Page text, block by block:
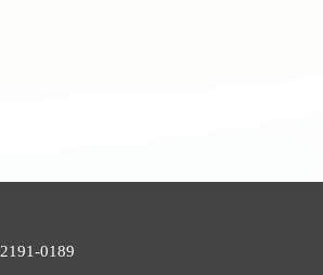
0189